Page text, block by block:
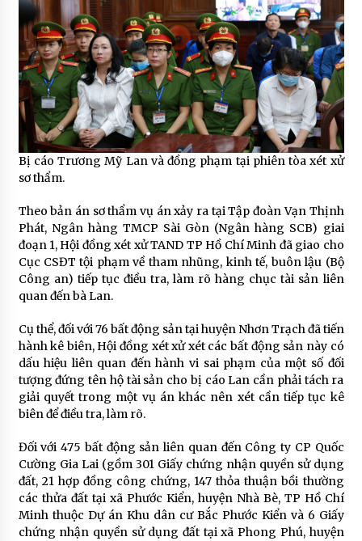
Bị cáo Trương Mỹ Lan và đồng phạm tại phiên tòa xét xử
sơ thẩm.
Theo bản án sơ thẩm vụ án xảy ra tại Tập đoàn Vạn Thịnh
Phát, Ngân hàng TMCP Sài Gòn (Ngân hàng SCB) giai
đoạn 1, Hội đồng xét xử TAND TP Hồ Chí Minh đã giao cho
Cục CSĐT tội phạm về tham nhũng, kinh tế, buôn lậu (Bộ
Công an) tiếp tục điều tra, làm rõ hàng chục tài sản liên
quan đến bà Lan.
Cụ thể, đối với 76 bất động sản tại huyện Nhơn Trạch đã tiến
hành kê biên, Hội đồng xét xử xét các bất động sản này có
dấu hiệu liên quan đến hành vi sai phạm của một số đối
tượng đứng tên hộ tài sản cho bị cáo Lan cần phải tách ra
giải quyết trong một vụ án khác nên xét cần tiếp tục kê
biên để điều tra, làm rõ.
Đối với 475 bất động sản liên quan đến Công ty CP Quốc
Cường Gia Lai (gồm 301 Giấy chứng nhận quyền sử dụng
đất, 21 hợp đồng công chứng, 147 thỏa thuận bồi thường
các thửa đất tại xã Phước Kiển, huyện Nhà Bè, TP Hồ Chí
Minh thuộc Dự án Khu dân cư Bắc Phước Kiển và 6 Giấy
chứng nhận quyền sử dụng đất tại xã Phong Phú, huyện